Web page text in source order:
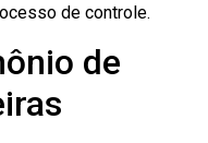
de controle.
de